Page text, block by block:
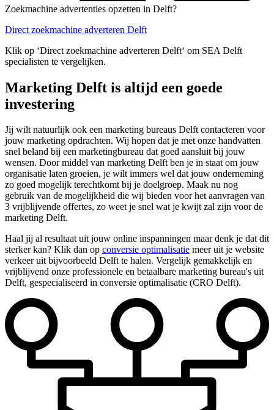
Zoekmachine advertenties opzetten in Delft?
Direct zoekmachine adverteren Delft
Klik op ‘Direct zoekmachine adverteren Delft‘ om SEA Delft
specialisten te vergelijken.
Marketing Delft is altijd een goede
investering
Jij wilt natuurlijk ook een marketing bureaus Delft contacteren voor
jouw marketing opdrachten. Wij hopen dat je met onze handvatten
snel beland bij een marketingbureau dat goed aansluit bij jouw
wensen. Door middel van marketing Delft ben je in staat om jouw
organisatie laten groeien, je wilt immers wel dat jouw onderneming
zo goed mogelijk terechtkomt bij je doelgroep. Maak nu nog
gebruik van de mogelijkheid die wij bieden voor het aanvragen van
3 vrijblijvende offertes, zo weet je snel wat je kwijt zal zijn voor de
marketing Delft.
Haal jij al resultaat uit jouw online inspanningen maar denk je dat dit
sterker kan? Klik dan op conversie optimalisatie meer uit je website
verkeer uit bijvoorbeeld Delft te halen. Vergelijk gemakkelijk en
vrijblijvend onze professionele en betaalbare marketing bureau's uit
Delft, gespecialiseerd in conversie optimalisatie (CRO Delft).